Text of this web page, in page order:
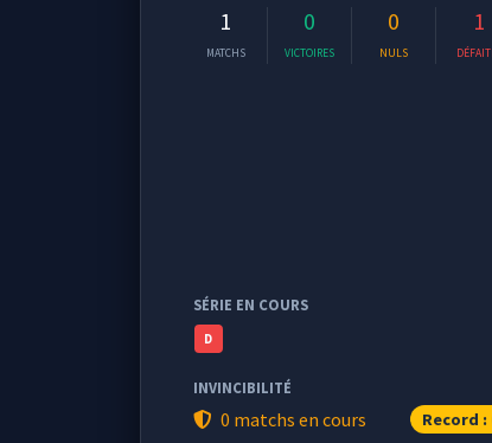
1
MATCHS
0
VICTOIRES
0
NULS
1
SÉRIE EN COURS
D
INVINCIBILITÉ
0 matchs en cours Record :